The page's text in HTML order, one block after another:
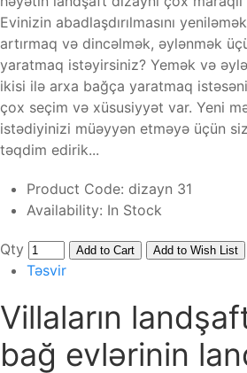
Evinizin abadlaşdırılmasını
artırmaq və dincəlmək, əylənmək
yaratmaq istəyirsiniz? Yemək və
ikisi ilə arxa bağça yaratmaq
çox seçim və xüsusiyyət var. Yeni
istədiyinizi müəyyən etməyə üçün
təqdim edirik...
Product Code: dizayn 31
Availability: In Stock
Qty Add to Cart Add to Wish List
Təsvir
Villaların
bağ evlərinin